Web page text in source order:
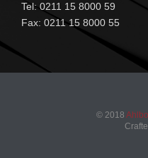
Tel: 0211 15 8000 59
Fax: 0211 15 8000 55
© 2018